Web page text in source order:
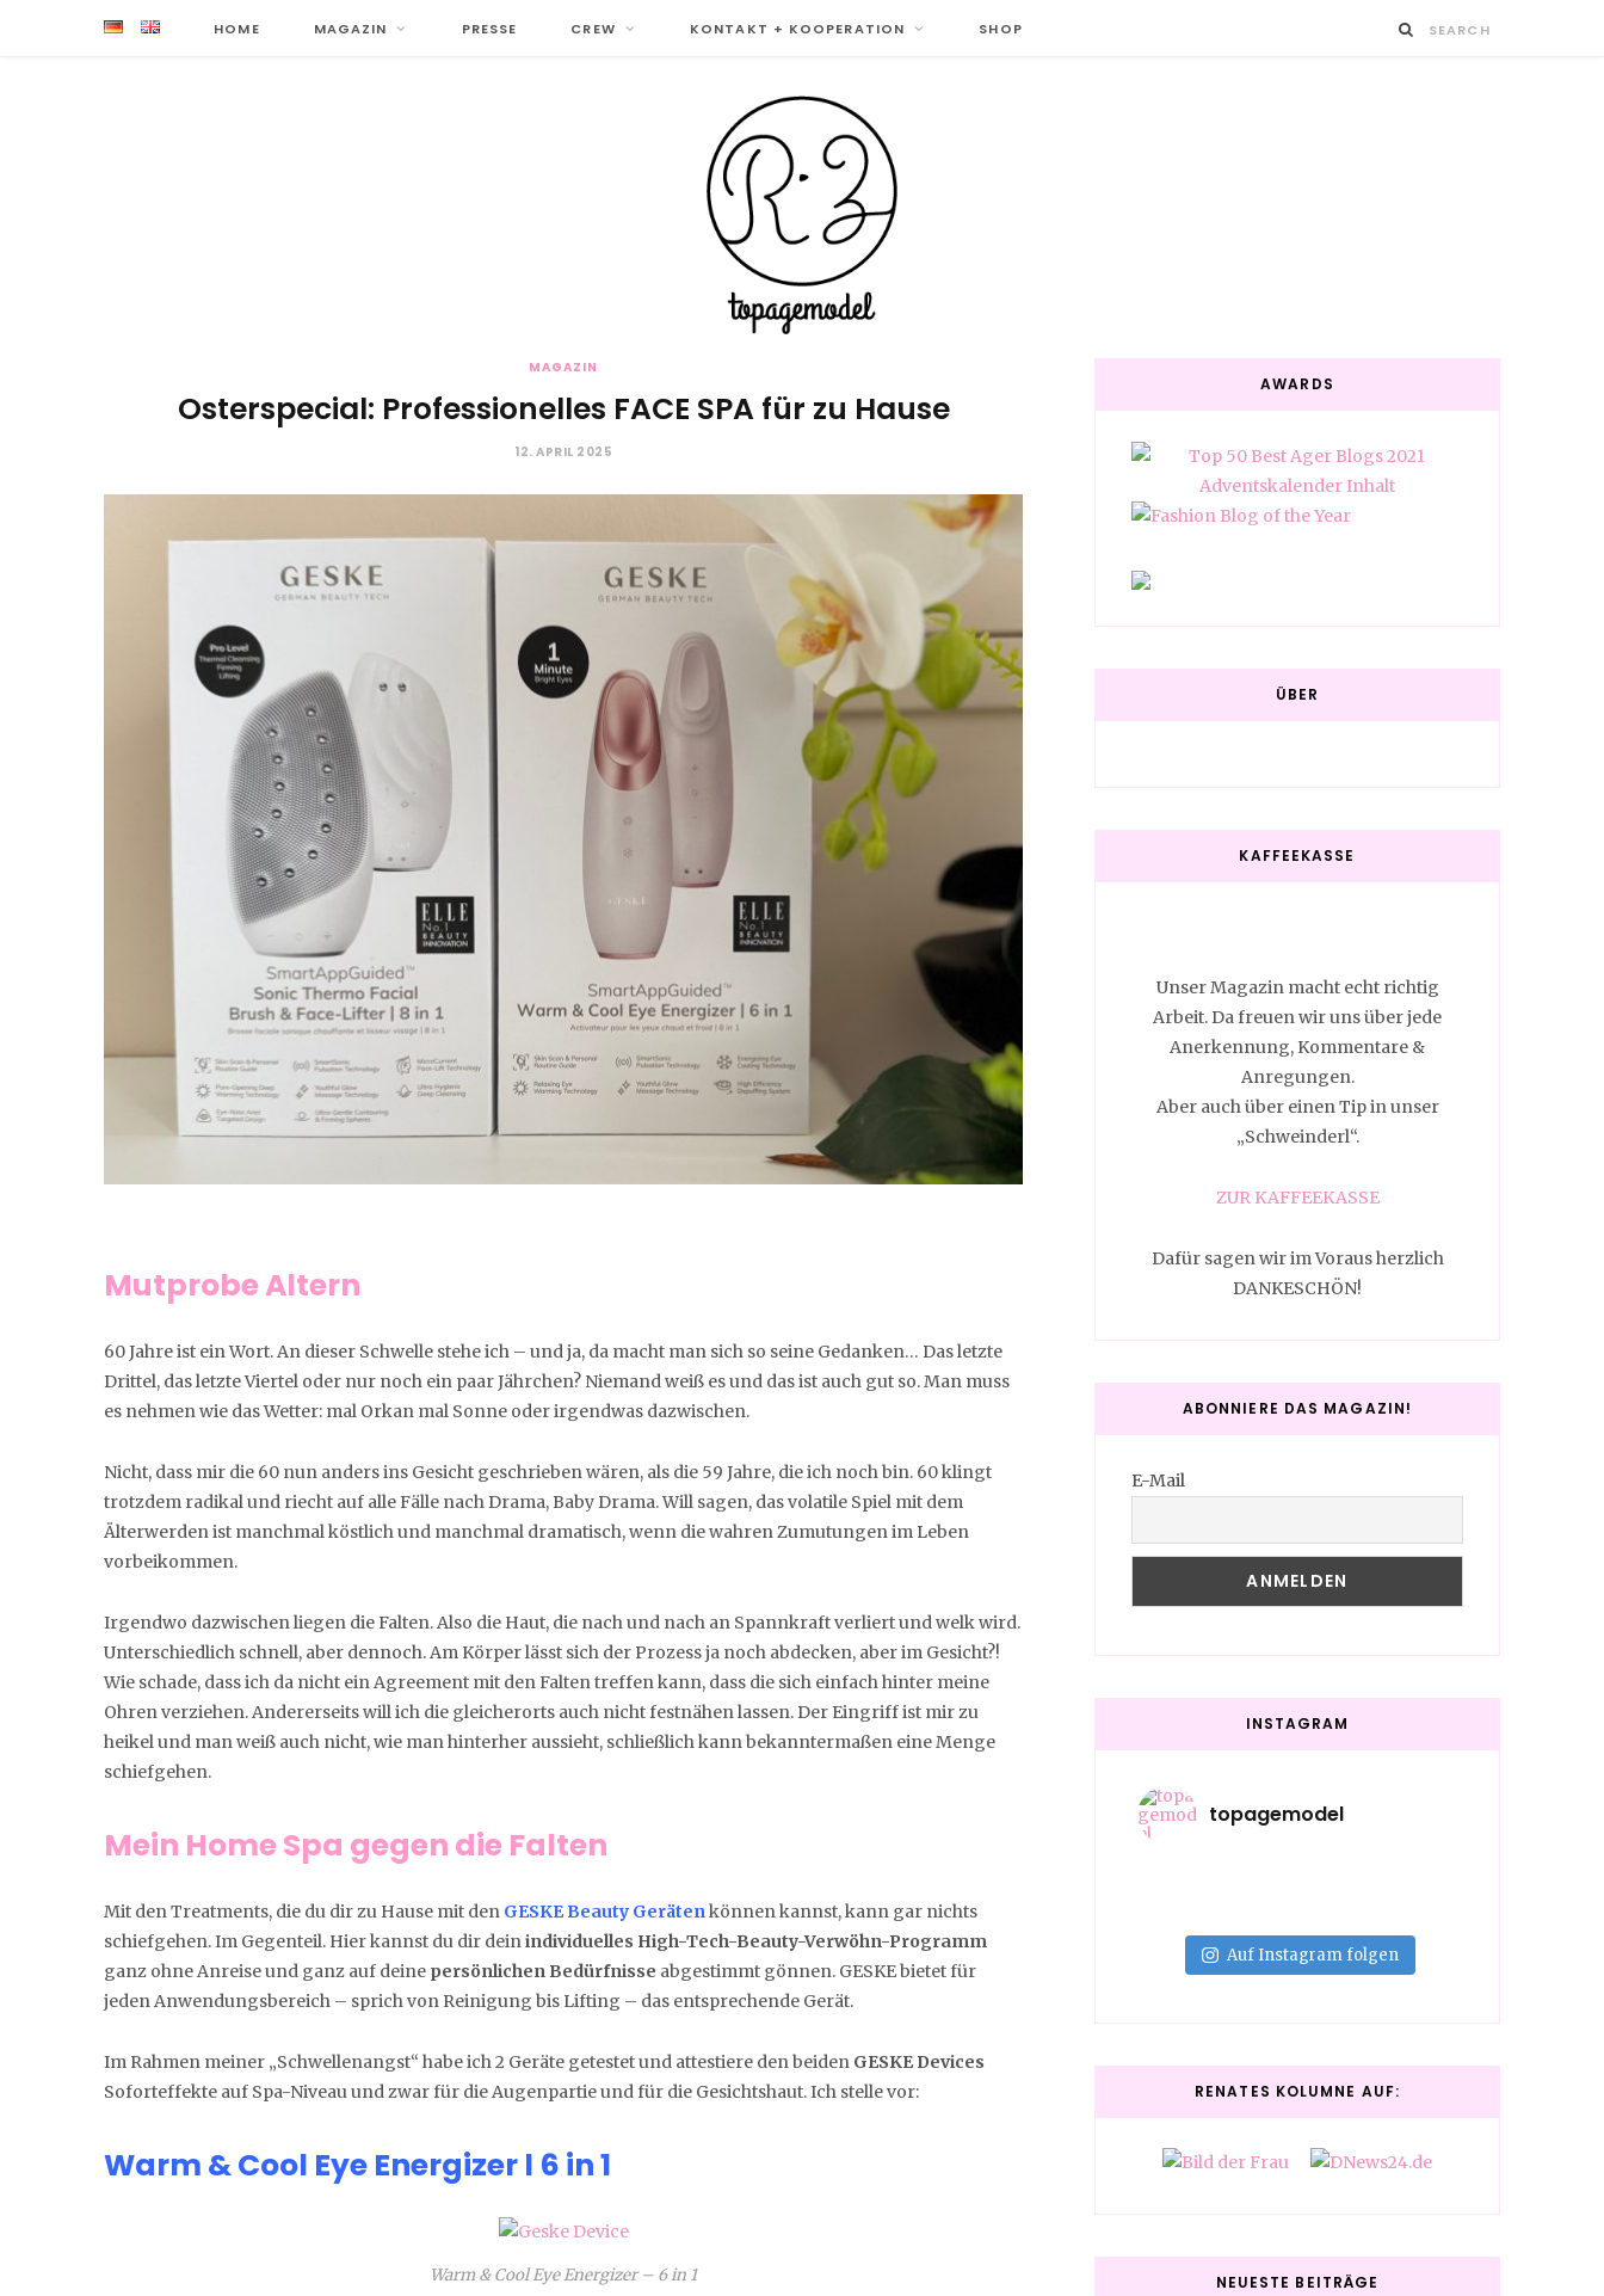
HOME MAGAZIN PRESSE CREW KONTAKT + KOOPERATION SHOP
MAGAZIN
Osterspecial: Professionelles FACE SPA für zu Hause
12. APRIL 2025
Mutprobe Altern
60 Jahre ist ein Wort. An dieser Schwelle stehe ich – und ja, da macht man sich so seine Gedanken… Das letzte
Drittel, das letzte Viertel oder nur noch ein paar Jährchen? Niemand weiß es und das ist auch gut so. Man muss
es nehmen wie das Wetter: mal Orkan mal Sonne oder irgendwas dazwischen.
Nicht, dass mir die 60 nun anders ins Gesicht geschrieben wären, als die 59 Jahre, die ich noch bin. 60 klingt
trotzdem radikal und riecht auf alle Fälle nach Drama, Baby Drama. Will sagen, das volatile Spiel mit dem
Älterwerden ist manchmal köstlich und manchmal dramatisch, wenn die wahren Zumutungen im Leben
vorbeikommen.
Irgendwo dazwischen liegen die Falten. Also die Haut, die nach und nach an Spannkraft verliert und welk wird.
Unterschiedlich schnell, aber dennoch. Am Körper lässt sich der Prozess ja noch abdecken, aber im Gesicht?!
Wie schade, dass ich da nicht ein Agreement mit den Falten treffen kann, dass die sich einfach hinter meine
Ohren verziehen. Andererseits will ich die gleicherorts auch nicht festnähen lassen. Der Eingriff ist mir zu
heikel und man weiß auch nicht, wie man hinterher aussieht, schließlich kann bekanntermaßen eine Menge
schiefgehen.
Mein Home Spa gegen die Falten
Mit den Treatments, die du dir zu Hause mit den GESKE Beauty Gerätenkönnen kannst, kann gar nichts
schiefgehen. Im Gegenteil. Hier kannst du dir deinindividuelles High-Tech-Beauty-Verwöhn-Programm
ganz ohne Anreise und ganz auf deine persönlichen Bedürfnisse abgestimmt gönnen. GESKE bietet für
jeden Anwendungsbereich – sprich von Reinigung bis Lifting – das entsprechende Gerät.
Im Rahmen meiner „Schwellenangst“ habe ich 2 Geräte getestet und attestiere den beiden GESKE Devices
Soforteffekte auf Spa-Niveau und zwar für die Augenpartie und für die Gesichtshaut. Ich stelle vor:
Warm & Cool Eye Energizer l 6 in 1
Warm & Cool Eye Energizer – 6 in 1
AWARDS
ÜBER
KAFFEEKASSE
Unser Magazin macht echt richtig
Arbeit. Da freuen wir uns über jede
Anerkennung, Kommentare &
Anregungen.
Aber auch über einen Tip in unser
„Schweinderl“.
ZUR KAFFEEKASSE
Dafür sagen wir im Voraus herzlich
DANKESCHÖN!
ABONNIERE DAS MAGAZIN!
E-Mail
INSTAGRAM
topagemodel
Auf Instagram folgen
RENATES KOLUMNE AUF:
NEUESTE BEITRÄGE